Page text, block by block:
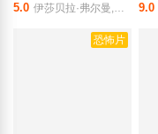
5.0 伊莎贝拉·弗尔曼,梅纳·玛索德,吉米·费尔斯,乔希·卡拉斯,詹妮弗·格雷,凯尔塞·格拉玛,乔丹·加文瑞斯 9.0
恐怖片